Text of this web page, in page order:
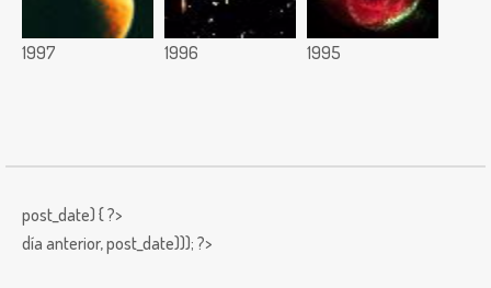
1997 1996 1995
post_date) { ?>
día anterior,post_date))); ?>